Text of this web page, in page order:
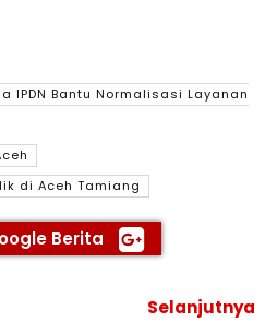
IPDN Bantu Normalisasi Layanan
di Aceh Tamiang
Berita
Selanjutnya